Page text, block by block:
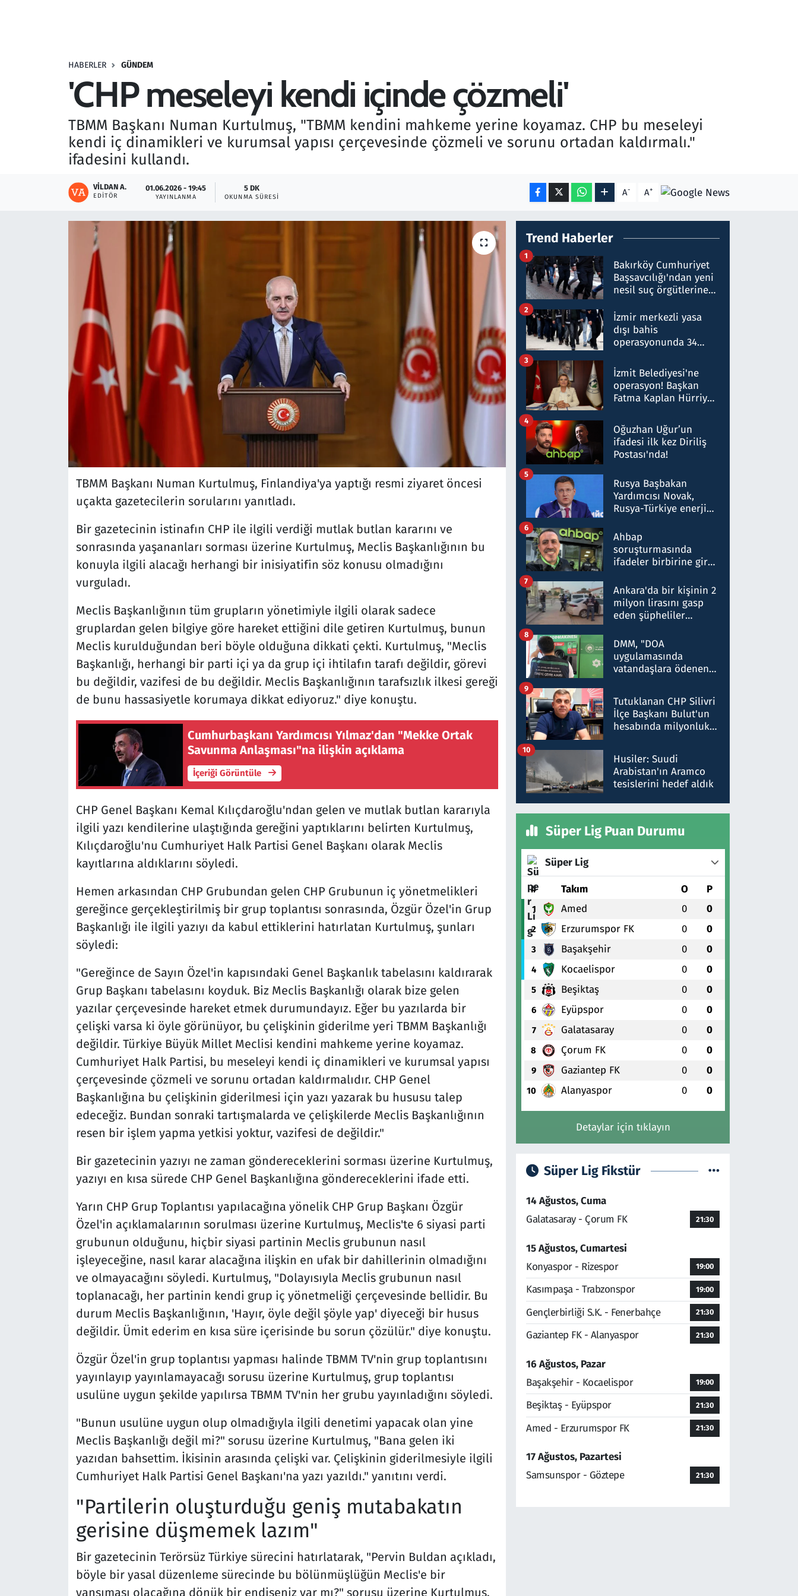
HABERLER GÜNDEM
'CHP meseleyi kendi içinde çözmeli'
TBMM Başkanı Numan Kurtulmuş, "TBMM kendini mahkeme yerine koyamaz. CHP bu meseleyi
kendi iç dinamikleri ve kurumsal yapısı çerçevesinde çözmeli ve sorunu ortadan kaldırmalı."
ifadesini kullandı.
VILDAN A.
EDITÖR
01.06.2026 - 19:45
YAYINLANMA
5 DK
OKUNMA SÜRESI A- A+
TBMM Başkanı Numan Kurtulmuş, Finlandiya'ya yaptığı resmi ziyaret öncesi
uçakta gazetecilerin sorularını yanıtladı.
Bir gazetecinin istinafın CHP ile ilgili verdiği mutlak butlan kararını ve
sonrasında yaşananları sorması üzerine Kurtulmuş, Meclis Başkanlığının bu
konuyla ilgili alacağı herhangi bir inisiyatifin söz konusu olmadığını
vurguladı.
Meclis Başkanlığının tüm grupların yönetimiyle ilgili olarak sadece
gruplardan gelen bilgiye göre hareket ettiğini dile getiren Kurtulmuş, bunun
Meclis kurulduğundan beri böyle olduğuna dikkati çekti. Kurtulmuş, "Meclis
Başkanlığı, herhangi bir parti içi ya da grup içi ihtilafın tarafı değildir, görevi
bu değildir, vazifesi de bu değildir. Meclis Başkanlığının tarafsızlık ilkesi gereği
de bunu hassasiyetle korumaya dikkat ediyoruz." diye konuştu.
Cumhurbaşkanı Yardımcısı Yılmaz'dan "Mekke Ortak
Savunma Anlaşması"na ilişkin açıklama
İçeriği Görüntüle
CHP Genel Başkanı Kemal Kılıçdaroğlu'ndan gelen ve mutlak butlan kararıyla
ilgili yazı kendilerine ulaştığında gereğini yaptıklarını belirten Kurtulmuş,
Kılıçdaroğlu'nu Cumhuriyet Halk Partisi Genel Başkanı olarak Meclis
kayıtlarına aldıklarını söyledi.
Hemen arkasından CHP Grubundan gelen CHP Grubunun iç yönetmelikleri
gereğince gerçekleştirilmiş bir grup toplantısı sonrasında, Özgür Özel'in Grup
Başkanlığı ile ilgili yazıyı da kabul ettiklerini hatırlatan Kurtulmuş, şunları
söyledi:
"Gereğince de Sayın Özel'in kapısındaki Genel Başkanlık tabelasını kaldırarak
Grup Başkanı tabelasını koyduk. Biz Meclis Başkanlığı olarak bize gelen
yazılar çerçevesinde hareket etmek durumundayız. Eğer bu yazılarda bir
çelişki varsa ki öyle görünüyor, bu çelişkinin giderilme yeri TBMM Başkanlığı
değildir. Türkiye Büyük Millet Meclisi kendini mahkeme yerine koyamaz.
Cumhuriyet Halk Partisi, bu meseleyi kendi iç dinamikleri ve kurumsal yapısı
çerçevesinde çözmeli ve sorunu ortadan kaldırmalıdır. CHP Genel
Başkanlığına bu çelişkinin giderilmesi için yazı yazarak bu hususu talep
edeceğiz. Bundan sonraki tartışmalarda ve çelişkilerde Meclis Başkanlığının
resen bir işlem yapma yetkisi yoktur, vazifesi de değildir."
Bir gazetecinin yazıyı ne zaman göndereceklerini sorması üzerine Kurtulmuş,
yazıyı en kısa sürede CHP Genel Başkanlığına göndereceklerini ifade etti.
Yarın CHP Grup Toplantısı yapılacağına yönelik CHP Grup Başkanı Özgür
Özel'in açıklamalarının sorulması üzerine Kurtulmuş, Meclis'te 6 siyasi parti
grubunun olduğunu, hiçbir siyasi partinin Meclis grubunun nasıl
işleyeceğine, nasıl karar alacağına ilişkin en ufak bir dahillerinin olmadığını
ve olmayacağını söyledi. Kurtulmuş, "Dolayısıyla Meclis grubunun nasıl
toplanacağı, her partinin kendi grup iç yönetmeliği çerçevesinde bellidir. Bu
durum Meclis Başkanlığının, 'Hayır, öyle değil şöyle yap' diyeceği bir husus
değildir. Ümit ederim en kısa süre içerisinde bu sorun çözülür." diye konuştu.
Özgür Özel'in grup toplantısı yapması halinde TBMM TV'nin grup toplantısını
yayınlayıp yayınlamayacağı sorusu üzerine Kurtulmuş, grup toplantısı
usulüne uygun şekilde yapılırsa TBMM TV'nin her grubu yayınladığını söyledi.
"Bunun usulüne uygun olup olmadığıyla ilgili denetimi yapacak olan yine
Meclis Başkanlığı değil mi?" sorusu üzerine Kurtulmuş, "Bana gelen iki
yazıdan bahsettim. İkisinin arasında çelişki var. Çelişkinin giderilmesiyle ilgili
Cumhuriyet Halk Partisi Genel Başkanı'na yazı yazıldı." yanıtını verdi.
"Partilerin oluşturduğu geniş mutabakatın
gerisine düşmemek lazım"
Bir gazetecinin Terörsüz Türkiye sürecini hatırlatarak, "Pervin Buldan açıkladı,
böyle bir yasal düzenleme sürecinde bu bölünmüşlüğün Meclis'e bir
yansıması olacağına dönük bir endişeniz var mı?" sorusu üzerine Kurtulmuş,
Trend Haberler
Bakırköy Cumhuriyet
Başsavcılığı'ndan yeni
nesil suç örgütlerine
hakkında gözaltı kararı
1
İzmir merkezli yasa
dışı bahis
operasyonunda 34
Milyar liralık para
trafiği tespit edildi
2
İzmit Belediyesi'ne
operasyon! Başkan
Fatma Kaplan Hürriyet
3
Oğuzhan Uğur’un
ifadesi ilk kez Diriliş
Postası'nda!
4
Rusya Başbakan
Yardımcısı Novak,
Rusya-Türkiye enerji
nitelikte olduğunu
belirtti
5
Ahbap
soruşturmasında
ifadeler birbirine girdi:
ifadelerinden ortaya
çıkan tablo şok etti
6
Ankara'da bir kişinin 2
milyon lirasını gasp
eden şüpheliler
7
DMM, "DOA
uygulamasında
vatandaşlara ödenen
düşürüldüğü" iddiasını
yalanladı
8
Tutuklanan CHP Silivri
İlçe Başkanı Bulut'un
hesabında milyonluk
talimat verdi, ben
gönderdim
9
Husiler: Suudi
Arabistan'ın Aramco
tesislerini hedef aldık
10
Süper Lig Puan Durumu
Süper Lig
# Takım O P
1 Amed 0 0
2 Erzurumspor FK 0 0
3 Başakşehir 0 0
4 Kocaelispor 0 0
5 Beşiktaş 0 0
6 Eyüpspor 0 0
7 Galatasaray 0 0
8 Çorum FK 0 0
9 Gaziantep FK 0 0
10 Alanyaspor 0 0
Detaylar için tıklayın
Süper Lig Fikstür
14 Ağustos, Cuma
Galatasaray - Çorum FK
21:30
15 Ağustos, Cumartesi
Konyaspor - Rizespor
19:00
Kasımpaşa - Trabzonspor 19:00
Gençlerbirliği S.K. - Fenerbahçe 21:30
Gaziantep FK - Alanyaspor 21:30
16 Ağustos, Pazar
Başakşehir - Kocaelispor
19:00
Beşiktaş - Eyüpspor 21:30
Amed - Erzurumspor FK 21:30
17 Ağustos, Pazartesi
Samsunspor - Göztepe
21:30
Savunma Sanayi
Seçim 2023